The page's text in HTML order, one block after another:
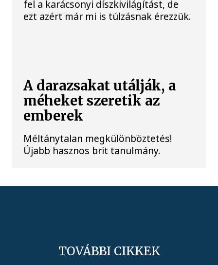
fel a karácsonyi díszkivilágítást, de
ezt azért már mi is túlzásnak érezzük.
A darazsakat utálják, a
méheket szeretik az
emberek
Méltánytalan megkülönböztetés!
Újabb hasznos brit tanulmány.
TOVÁBBI CIKKEK